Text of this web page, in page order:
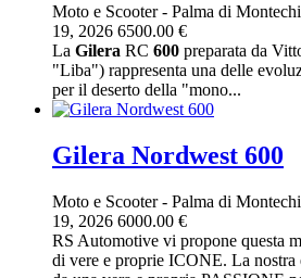
Moto e Scooter- Palma di
19, 2026 6500.00 €
La Gilera RC 600 preparata da
"Liba") rappresenta una delle
per il deserto della "mono...
Gilera Nordwest 600
Moto e Scooter- Palma di
19, 2026 6000.00 €
RS Automotive vi propone questa
di vere e proprie ICONE. La nostra